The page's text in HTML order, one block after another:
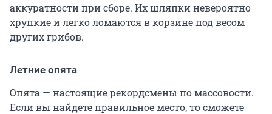
аккуратности при сборе. Их шляпки невероятно
хрупкие и легко ломаются в корзине под весом
других грибов.
Летние опята
Опята — настоящие рекордсмены по массовости.
Если вы найдете правильное место, то сможете